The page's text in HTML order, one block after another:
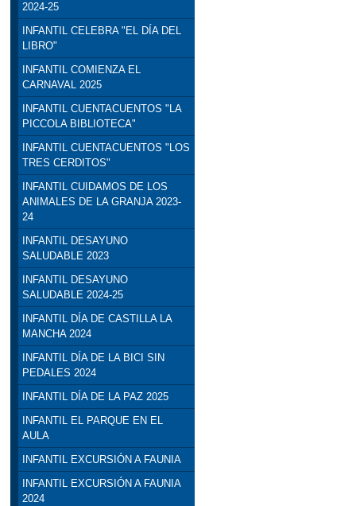
2024-25
INFANTIL CELEBRA "EL DÍA DEL
LIBRO"
INFANTIL COMIENZA EL
CARNAVAL 2025
INFANTIL CUENTACUENTOS "LA
PICCOLA BIBLIOTECA"
INFANTIL CUENTACUENTOS "LOS
TRES CERDITOS"
INFANTIL CUIDAMOS DE LOS
ANIMALES DE LA GRANJA 2023-
24
INFANTIL DESAYUNO
SALUDABLE 2023
INFANTIL DESAYUNO
SALUDABLE 2024-25
INFANTIL DÍA DE CASTILLA LA
MANCHA 2024
INFANTIL DÍA DE LA BICI SIN
PEDALES 2024
INFANTIL DÍA DE LA PAZ 2025
INFANTIL EL PARQUE EN EL
AULA
INFANTIL EXCURSIÓN A FAUNIA
INFANTIL EXCURSIÓN A FAUNIA
2024